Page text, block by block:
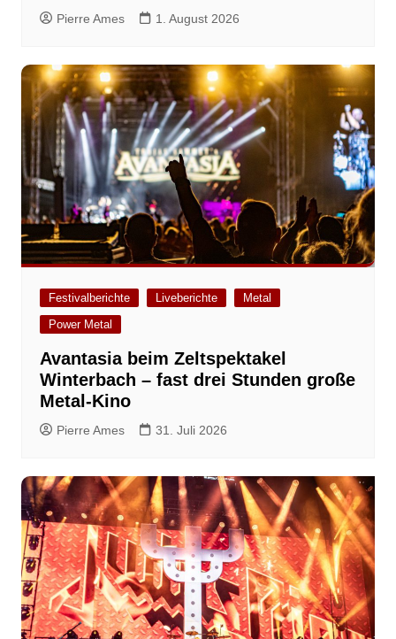
Pierre Ames 1. August 2026
Festivalberichte Liveberichte
Metal
Power Metal
Avantasia beim Zeltspektakel
Winterbach – fast drei Stunden große
Metal-Kino
Pierre Ames 31. Juli 2026